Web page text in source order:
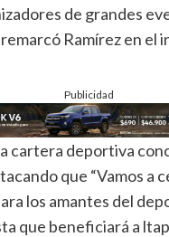
de grandes
Ramírez en el
Publicidad
cartera deportiva
que “Vamos a
los amantes del
que beneficiará a